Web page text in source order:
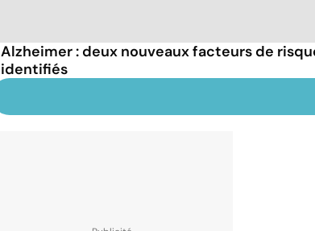
Alzheimer : deux nouveaux facteurs de
identifiés